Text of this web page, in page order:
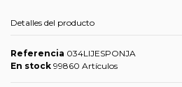
Detalles del producto
Referencia 034LIJESPONJA
En stock 99860 Artículos